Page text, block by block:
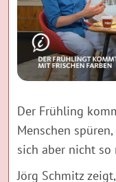
Der Frühling
Menschen
sich aber nicht so
Jörg Schmitz